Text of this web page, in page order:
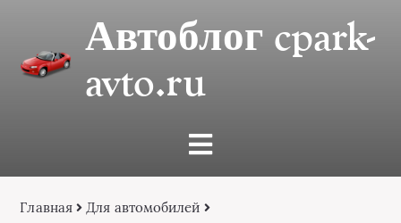
Автоблог cpark-
avto.ru
Главная Для автомобилей